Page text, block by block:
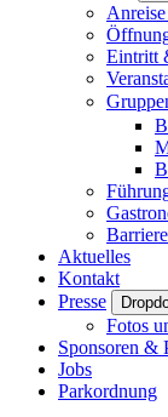
Eintritt
Aktuelles
Kontakt
Presse
Fotos
Sponsoren &
Jobs
Parkordnung